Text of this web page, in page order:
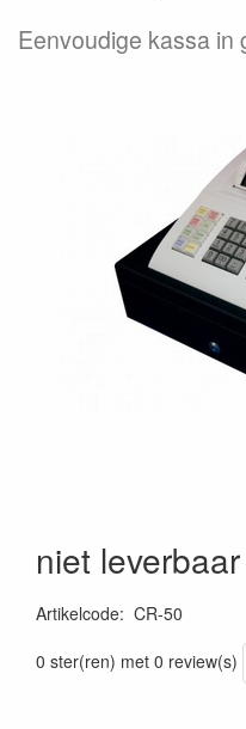
Eenvoudige kassa in
niet leverbaar
Artikelcode: CR-50
0 ster(ren) met 0 review(s)